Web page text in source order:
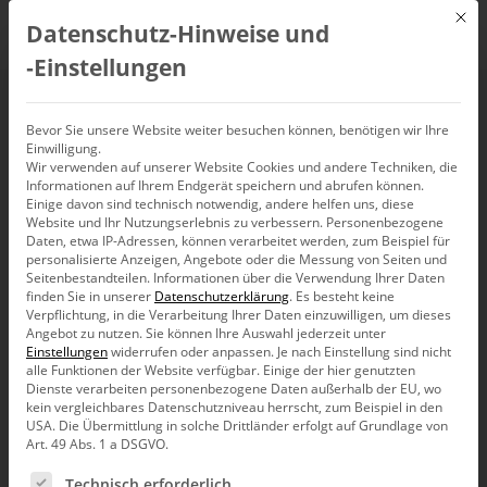
Business
Intelligence
mit künstlicher
Intelligenz
Bissantz verbindet Business Intelligence
mit künstlicher Intelligence –
für eine noch schnellere und
Mit
Datenschutz-Hinweise und
‑Einstellungen
Bevor Sie unsere Website weiter besuchen können, benötigen wir Ihre
Einwilligung.
Wir verwenden auf unserer Website Cookies und andere Techniken, die
Informationen auf Ihrem Endgerät speichern und abrufen können.
Einige davon sind technisch notwendig, andere helfen uns, diese
Website und Ihr Nutzungserlebnis zu verbessern. Personenbezogene
Daten, etwa IP-Adressen, können verarbeitet werden, zum Beispiel für
personalisierte Anzeigen, Angebote oder die Messung von Seiten und
Seitenbestandteilen. Informationen über die Verwendung Ihrer Daten
finden Sie in unserer Datenschutzerklärung. Es besteht keine
Verpflichtung, in die Verarbeitung Ihrer Daten einzuwilligen, um dieses
Angebot zu nutzen.Sie können Ihre Auswahl jederzeit unter
Einstellungenwiderrufen oder anpassen. Je nach Einstellung sind nicht
alle Funktionen der Website verfügbar. Einige der hier genutzten
Dienste verarbeiten personenbezogene Daten außerhalb der EU, wo
kein vergleichbares Datenschutzniveau herrscht, zum Beispiel in den
USA. Die Übermittlung in solche Drittländer erfolgt auf Grundlage von
Art. 49 Abs. 1 a DSGVO.
Es folgt eine Liste der Service-Gruppen, für die eine